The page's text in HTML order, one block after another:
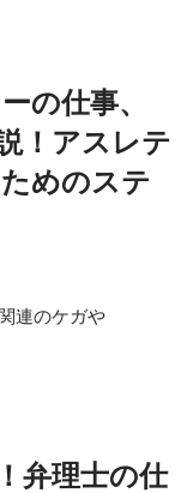
の仕事、
！アスレテ
めのステ
連のケガや
弁理士の仕